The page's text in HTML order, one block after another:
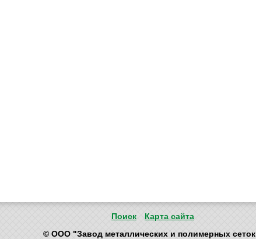
Поиск
Карта сайта
© ООО "Завод металлических и полимерных